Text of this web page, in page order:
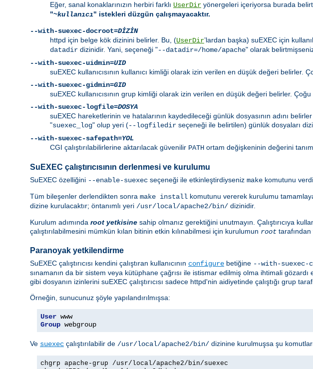
Eğer, sanal konaklarınızın herbiri farklı UserDir yönergeleri içeriyorsa burada
"~kullanıcı" istekleri düzgün çalışmayacaktır.
--with-suexec-docroot=DİZİN
httpd için belge kök dizinini belirler. Bu, (UserDir’lardan başka) suEXEC için
datadir dizinidir. Yani, seçeneği "--datadir=/home/apache" olarak
--with-suexec-uidmin=UID
suEXEC kullanıcısının kullanıcı kimliği olarak izin verilen en düşük değeri belirler.
--with-suexec-gidmin=GID
suEXEC kullanıcısının grup kimliği olarak izin verilen en düşük değeri belirler.
--with-suexec-logfile=DOSYA
suEXEC hareketlerinin ve hatalarının kaydedileceği günlük dosyasının adını
"suexec_log" olup yeri (--logfiledir seçeneği ile belirtilen) günlük dosyaları
--with-suexec-safepath=YOL
CGI çalıştırılabilirlerine aktarılacak güvenilir PATH ortam değişkeninin değerini
SuEXEC çalıştırıcısının derlenmesi ve kurulumu
SuEXEC özelliğini --enable-suexec seçeneği ile etkinleştirdiyseniz make komutunu
Tüm bileşenler derlendikten sonra make install komutunu vererek kurulumu
dizine kurulacaktır; öntanımlı yeri /usr/local/apache2/bin/ dizinidir.
Kurulum adımında root yetkisine sahip olmanız gerektiğini unutmayın. Çalıştırıcıya
çalıştırılabilmesini mümkün kılan bitinin etkin kılınabilmesi için kurulumun root tarafından
Paranoyak yetkilendirme
SuEXEC çalıştırıcısı kendini çalıştıran kullanıcının configure betiğine --with-suexec-
sınamanın da bir sistem veya kütüphane çağrısı ile istismar edilmiş olma ihtimali
gibi dosyanın izinlerini suEXEC çalıştırıcısı sadece httpd'nin aidiyetinde çalıştığı grup
Örneğin, sunucunuz şöyle yapılandırılmışsa:
User
Group webgroup
Ve suexec çalıştırılabilir de /usr/local/apache2/bin/ dizinine kurulmuşsa şu
chgrp apache-grup /usr/local/apache2/bin/suexec